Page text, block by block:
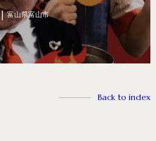
富山県富山市
Back to index